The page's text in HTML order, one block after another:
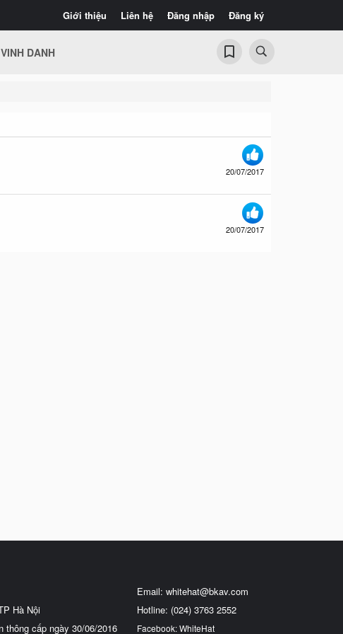
Giới thiệu Liên hệ Đăng nhập Đăng ký
VINH DANH
20/07/2017
20/07/2017
Hà Nội
thông cấp ngày 30/06/2016
Email: whitehat@bkav.com
Hotline: (024) 3763 2552
Facebook: WhiteHat